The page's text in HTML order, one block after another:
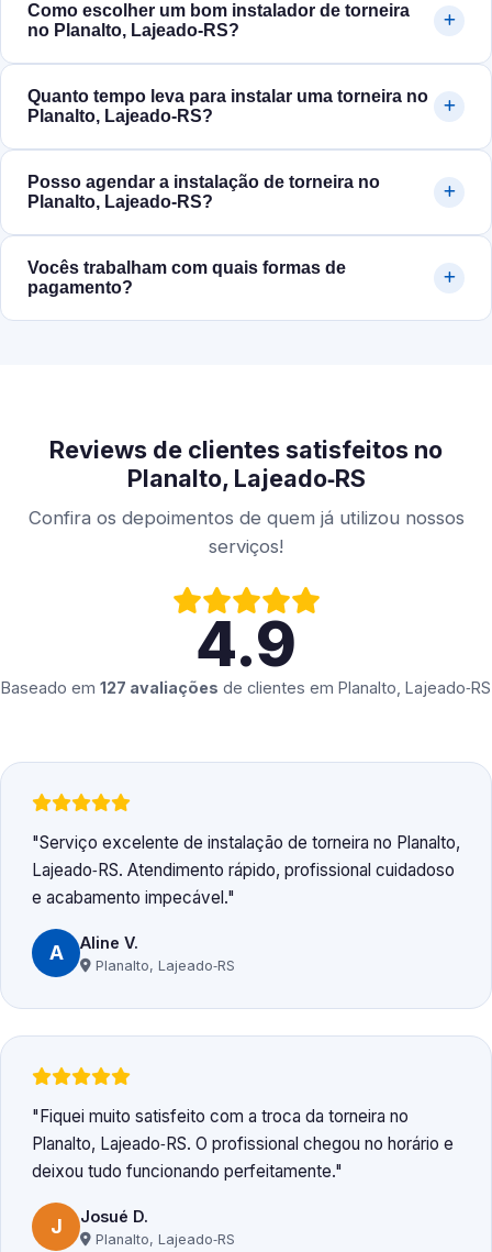
Como escolher um bom instalador de torneira
no Planalto, Lajeado‑RS?
Quanto tempo leva para instalar uma torneira no
Planalto, Lajeado‑RS?
Posso agendar a instalação de torneira no
Planalto, Lajeado‑RS?
Vocês trabalham com quais formas de
pagamento?
Reviews de clientes satisfeitos no
Planalto, Lajeado‑RS
Confira os depoimentos de quem já utilizou nossos
serviços!
4.9
Baseado em 127 avaliações de clientes em Planalto, Lajeado‑RS
Serviço excelente de instalação de torneira no Planalto,
Lajeado‑RS. Atendimento rápido, profissional cuidadoso
e acabamento impecável.
A Aline V.
Planalto, Lajeado‑RS
Fiquei muito satisfeito com a troca da torneira no
Planalto, Lajeado‑RS. O profissional chegou no horário e
deixou tudo funcionando perfeitamente.
J Josué D.
Planalto, Lajeado‑RS